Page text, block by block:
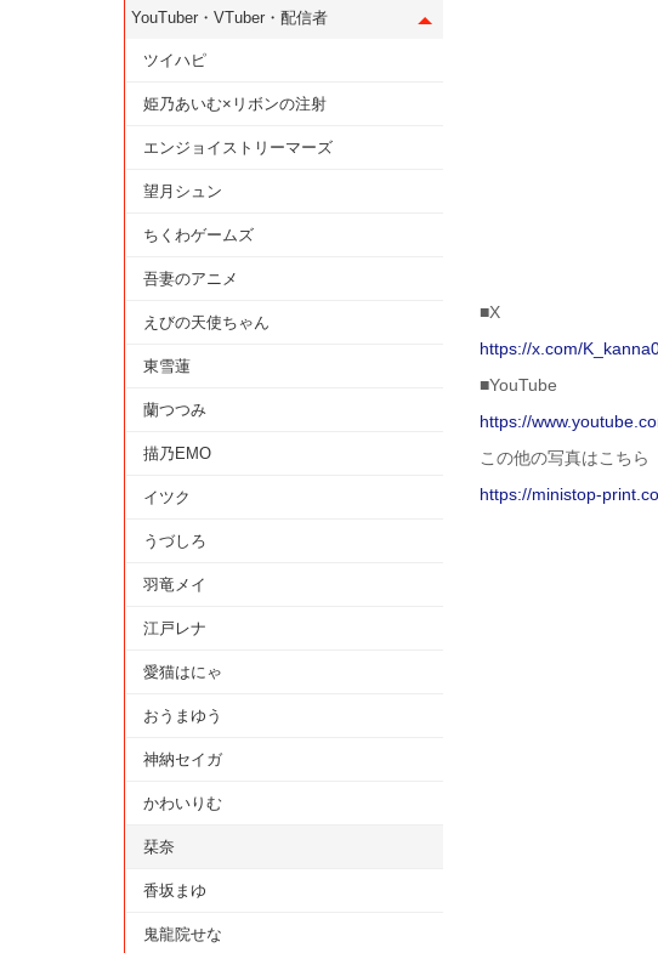
■X
https://x.com/
■YouTube
https://
この他の写真はこちら
https://ministop-
YouTuber・VTuber・配信者
ツイハピ
姫乃あいむ×リボンの注射
エンジョイストリーマーズ
望月シュン
ちくわゲームズ
吾妻のアニメ
えびの天使ちゃん
東雪蓮
蘭つつみ
描乃EMO
イツク
うづしろ
羽竜メイ
江戸レナ
愛猫はにゃ
おうまゆう
神納セイガ
かわいりむ
栞奈
香坂まゆ
鬼龍院せな